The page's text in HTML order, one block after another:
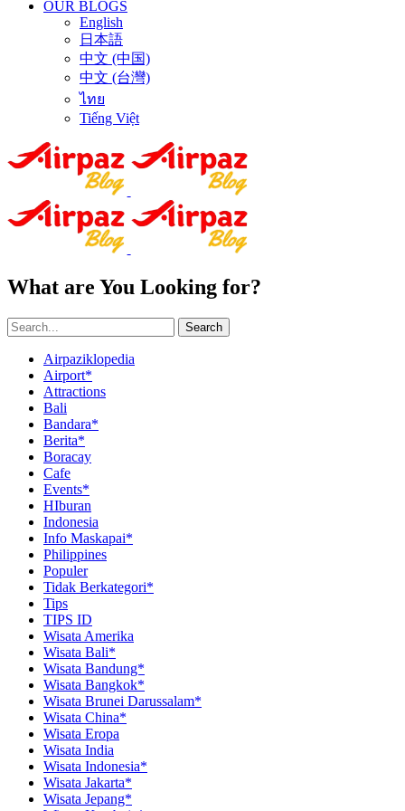
OUR BLOGS
English
日本語
中文 (中国)
中文 (台灣)
ไทย
Tiếng Việt
What are You Looking for?
Search
Airpaziklopedia
Airport*
Attractions
Bali
Bandara*
Berita*
Boracay
Cafe
Events*
HIburan
Indonesia
Info Maskapai*
Philippines
Populer
Tidak Berkategori*
Tips
TIPS ID
Wisata Amerika
Wisata Bali*
Wisata Bandung*
Wisata Bangkok*
Wisata Brunei Darussalam*
Wisata China*
Wisata Eropa
Wisata India
Wisata Indonesia*
Wisata Jakarta*
Wisata Jepang*